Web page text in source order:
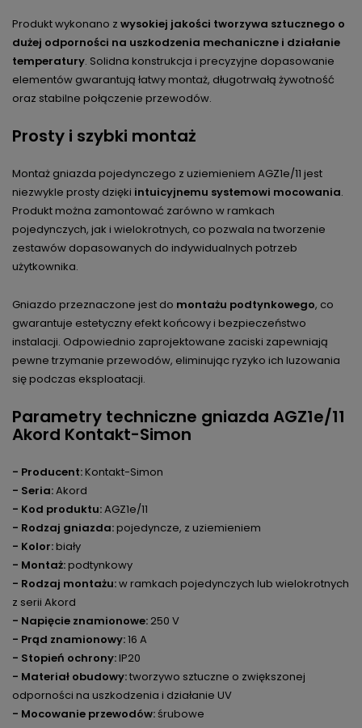
Produkt wykonano z wysokiej jakości tworzywa sztucznego o
dużej odporności na uszkodzenia mechaniczne i działanie
temperatury. Solidna konstrukcja i precyzyjne dopasowanie
elementów gwarantują łatwy montaż, długotrwałą żywotność
oraz stabilne połączenie przewodów.
Prosty i szybki montaż
Montaż gniazda pojedynczego z uziemieniem AGZ1e/11 jest
niezwykle prosty dzięki intuicyjnemu systemowi mocowania.
Produkt można zamontować zarówno w ramkach
pojedynczych, jak i wielokrotnych, co pozwala na tworzenie
zestawów dopasowanych do indywidualnych potrzeb
użytkownika.
Gniazdo przeznaczone jest do montażu podtynkowego, co
gwarantuje estetyczny efekt końcowy i bezpieczeństwo
instalacji. Odpowiednio zaprojektowane zaciski zapewniają
pewne trzymanie przewodów, eliminując ryzyko ich luzowania
się podczas eksploatacji.
Parametry techniczne gniazda AGZ1e/11
Akord Kontakt-Simon
- Producent:Kontakt-Simon
- Seria:Akord
- Kod produktu:AGZ1e/11
- Rodzaj gniazda:pojedyncze, z uziemieniem
- Kolor:biały
- Montaż:podtynkowy
- Rodzaj montażu:w ramkach pojedynczych lub wielokrotnych
z serii Akord
- Napięcie znamionowe: 250 V
- Prąd znamionowy:16 A
- Stopień ochrony:IP20
- Materiał obudowy:tworzywo sztuczne o zwiększonej
odporności na uszkodzenia i działanie UV
- Mocowanie przewodów:śrubowe